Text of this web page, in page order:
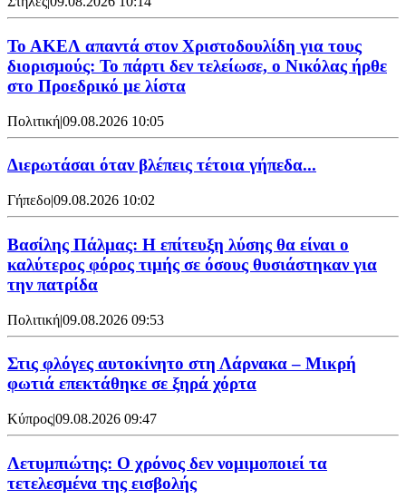
Το ΑΚΕΛ απαντά στον Χριστοδουλίδη για τους
διορισμούς: Το πάρτι δεν τελείωσε, ο Νικόλας ήρθε
στο Προεδρικό με λίστα
Πολιτική|09.08.2026 10:05
Διερωτάσαι όταν βλέπεις τέτοια γήπεδα...
Γήπεδο|09.08.2026 10:02
Βασίλης Πάλμας: Η επίτευξη λύσης θα είναι ο
καλύτερος φόρος τιμής σε όσους θυσιάστηκαν για
την πατρίδα
Πολιτική|09.08.2026 09:53
Στις φλόγες αυτοκίνητο στη Λάρνακα – Μικρή
φωτιά επεκτάθηκε σε ξηρά χόρτα
Κύπρος|09.08.2026 09:47
Λετυμπιώτης: Ο χρόνος δεν νομιμοποιεί τα
τετελεσμένα της εισβολής